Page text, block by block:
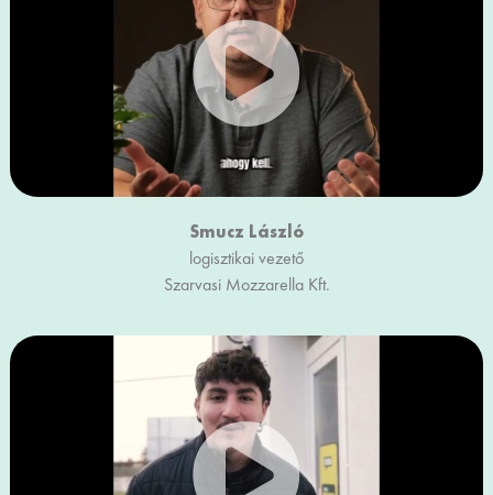
Smucz László
logisztikai vezető
Szarvasi Mozzarella Kft.